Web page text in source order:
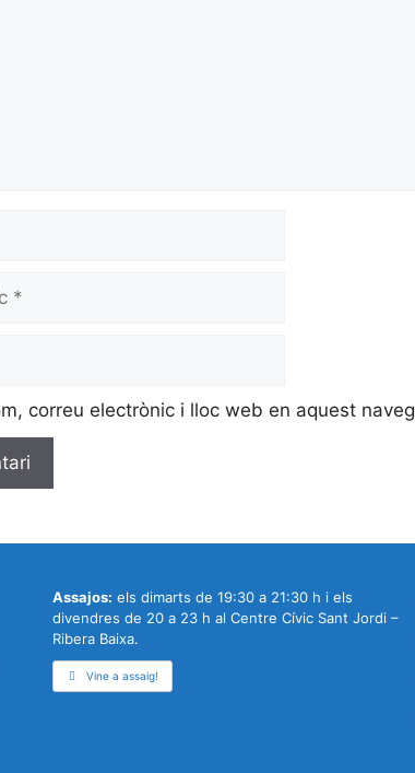
correu electrònic i lloc web en aquest
Assajos: els dimarts de 19:30 a 21:30 h i els
divendres de 20 a 23 h al Centre Cívic Sant Jordi –
Ribera Baixa.
Vine a assaig!